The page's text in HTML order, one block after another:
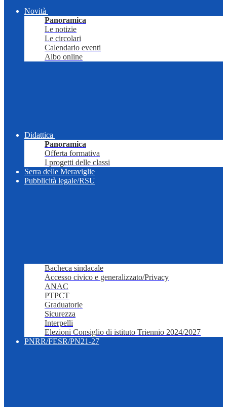
Novità
Panoramica
Le notizie
Le circolari
Calendario eventi
Albo online
Didattica
Panoramica
Offerta formativa
I progetti delle classi
Serra delle Meraviglie
Pubblicità legale/RSU
Bacheca sindacale
Accesso civico e generalizzato/Privacy
ANAC
PTPCT
Graduatorie
Sicurezza
Interpelli
Elezioni Consiglio di istituto Triennio 2024/2027
PNRR/FESR/PN21-27